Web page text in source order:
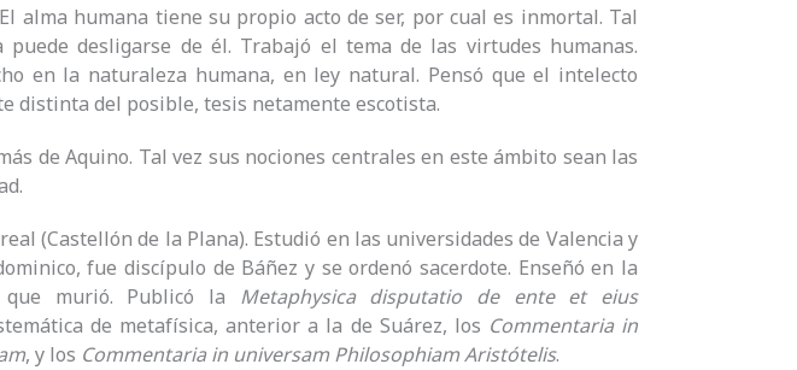
alma humana tiene su propio acto de ser, por cual es inmortal. Tal
desligarse de él. Trabajó el tema de las virtudes humanas.
en la naturaleza humana, en ley natural. Pensó que el intelecto
distinta del posible, tesis netamente escotista.
de Aquino. Tal vez sus nociones centrales en este ámbito sean las
(Castellón de la Plana). Estudió en las universidades de Valencia y
fue discípulo de Báñez y se ordenó sacerdote. Enseñó en la
murió. Publicó la Metaphysica disputatio de ente et eius
de metafísica, anterior a la de Suárez, los Commentaria in
, y los Commentaria in universam Philosophiam Aristótelis.